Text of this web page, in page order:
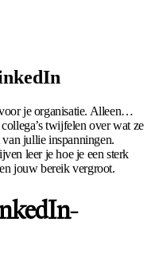
je organisatie. Alleen…
twijfelen over wat ze
jullie inspanningen.
leer je hoe je een sterk
jouw bereik vergroot.